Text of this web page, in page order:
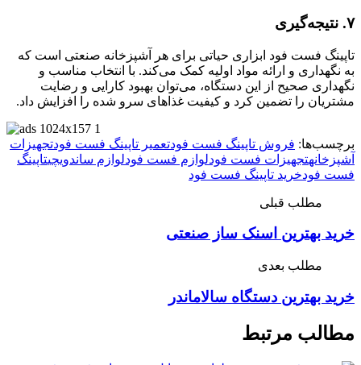
۷. نتیجه‌گیری
تاپینگ فست فود ابزاری حیاتی برای هر آشپزخانه صنعتی است که
به نگهداری و ارائه مواد اولیه کمک می‌کند. با انتخاب مناسب و
نگهداری صحیح از این دستگاه، می‌توان بهبود کارایی و رضایت
مشتریان را تضمین کرد و کیفیت غذاهای سرو شده را افزایش داد.
برچسب‌ها: فروش تاپینگ فست فودتعمیر تاپینگ فست فودتجهیزات
آشپزخانهتجهیزات فست فودلوازم فست فودلوازم ساندویچیتاپینگ
فست فودخرید تاپینگ فست فود
مطلب قبلی
خرید بهترین اسنک ساز صنعتی
مطلب بعدی
خرید بهترین دستگاه سالاماندر
مطالب مرتبط